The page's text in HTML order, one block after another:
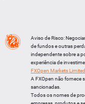
LTCUSD
XRPUSD
ETHUSD
Aviso de Risco:
de fundos e outras
independente sobre a
experiência de
FXOpen Markets Limited
A FXOpen não fornece
sancionadas.
Todos os nomes de